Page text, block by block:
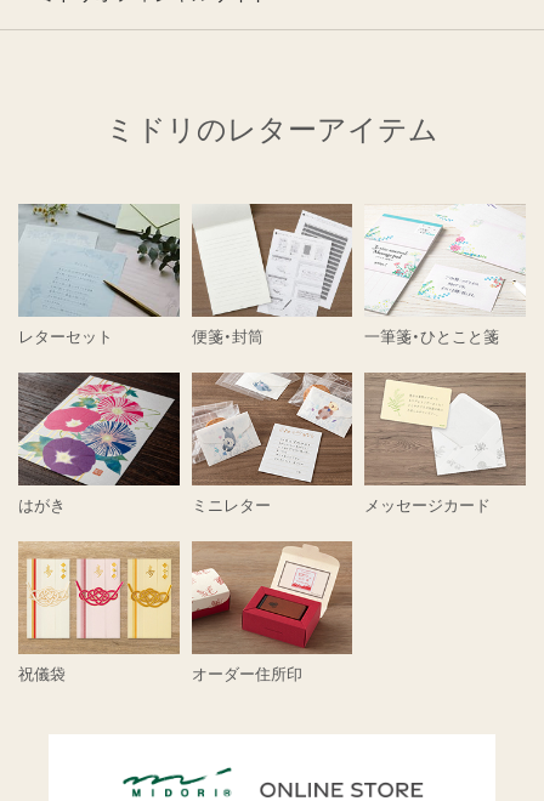
ミドリのレターアイテム
レターセット 便箋・封筒 一筆箋・ひとこと箋
はがき ミニレター メッセージカード
祝儀袋 オーダー住所印